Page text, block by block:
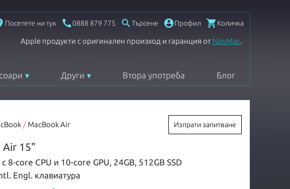
Посетете ни тук 0888 879 775  Търсене Профил Количка
Apple продукти с оригинален произход и гаранция от NovMac.
Други Втора употреба Блог
/ MacBook Air Изпрати запитване
Air 15"
8-core CPU и 10-core GPU, 24GB, 512GB SSD
Engl. клавиатура